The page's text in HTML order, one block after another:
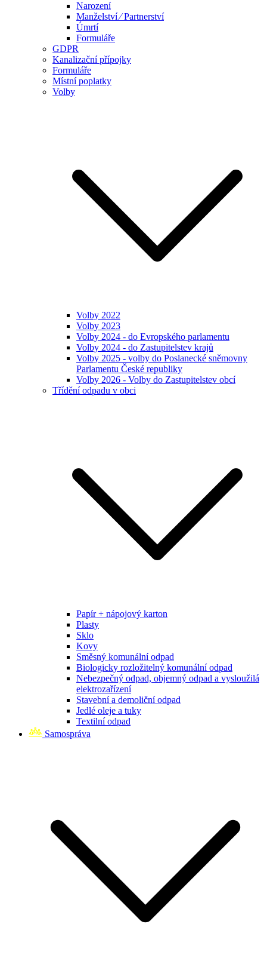
Narození
Manželství ⁄ Partnerství
Úmrtí
Formuláře
GDPR
Kanalizační přípojky
Formuláře
Místní poplatky
Volby
Volby 2022
Volby 2023
Volby 2024 - do Evropského parlamentu
Volby 2024 - do Zastupitelstev krajů
Volby 2025 - volby do Poslanecké sněmovny
Parlamentu České republiky
Volby 2026 - Volby do Zastupitelstev obcí
Třídění odpadu v obci
Papír + nápojový karton
Plasty
Sklo
Kovy
Směsný komunální odpad
Biologicky rozložitelný komunální odpad
Nebezpečný odpad, objemný odpad a vysloužilá
elektrozařízení
Stavební a demoliční odpad
Jedlé oleje a tuky
Textilní odpad
Samospráva